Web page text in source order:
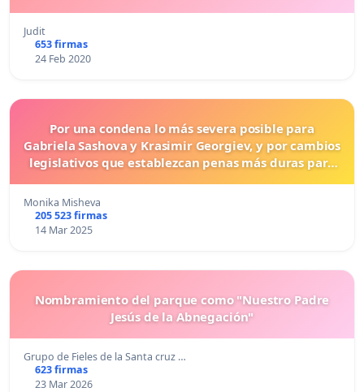
Judit
653 firmas
24 Feb 2020
Por una condena lo más severa posible para
Gabriela Sashova y Krasimir Georgiev, y por cambios
legislativos que establezcan penas más duras para
Monika Misheva
205 523 firmas
14 Mar 2025
Nombramiento del parque como "Nuestro Padre
Jesús de la Abnegación"
Grupo de Fieles de la Santa cruz …
623 firmas
23 Mar 2026